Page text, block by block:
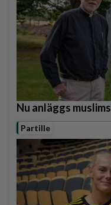
Nu anläggs
Partille